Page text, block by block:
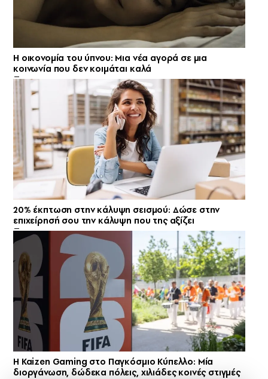
Η οικονομία του ύπνου: Μια νέα αγορά σε μια
κοινωνία που δεν κοιμάται καλά
20% έκπτωση στην κάλυψη σεισμού: Δώσε στην
επιχείρησή σου την κάλυψη που της αξίζει
H Kaizen Gaming στο Παγκόσμιο Kύπελλο: Μία
διοργάνωση, δώδεκα πόλεις, χιλιάδες κοινές στιγμές